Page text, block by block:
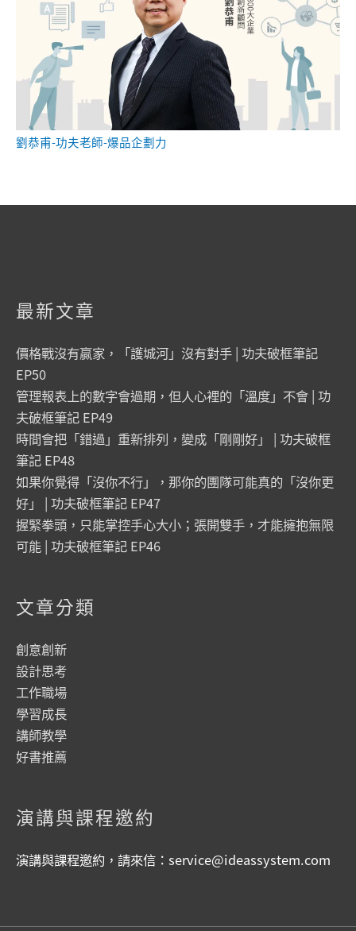
劉恭甫-功夫老師-爆品企劃力
最新文章
價格戰沒有贏家，「護城河」沒有對手 | 功夫破框筆記
EP50
管理報表上的數字會過期，但人心裡的「溫度」不會 | 功
夫破框筆記 EP49
時間會把「錯過」重新排列，變成「剛剛好」 | 功夫破框
筆記 EP48
如果你覺得「沒你不行」，那你的團隊可能真的「沒你更
好」 | 功夫破框筆記 EP47
握緊拳頭，只能掌控手心大小；張開雙手，才能擁抱無限
可能 | 功夫破框筆記 EP46
文章分類
創意創新
設計思考
工作職場
學習成長
講師教學
好書推薦
演講與課程邀約
演講與課程邀約，請來信： service@ideassystem.com